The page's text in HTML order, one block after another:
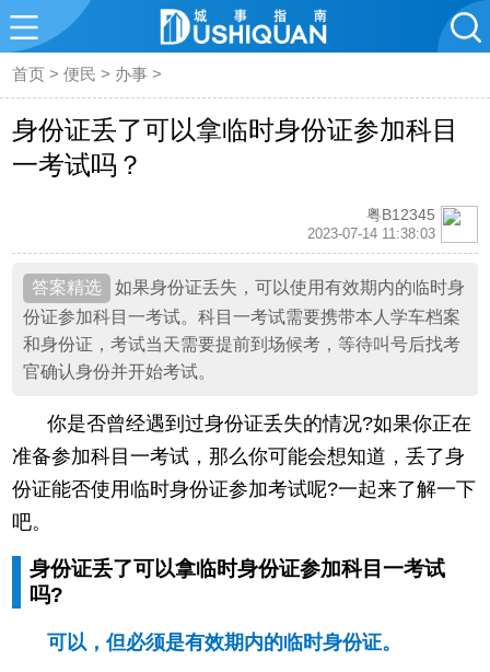
首页 >便民 > 办事 >
身份证丢了可以拿临时身份证参加科目
一考试吗？
粤B12345
2023-07-14 11:38:03
如果身份证丢失，可以使用有效期内的临时身
份证参加科目一考试。科目一考试需要携带本人学车档案
和身份证，考试当天需要提前到场候考，等待叫号后找考
官确认身份并开始考试。
你是否曾经遇到过身份证丢失的情况?如果你正在
准备参加科目一考试，那么你可能会想知道，丢了身
份证能否使用临时身份证参加考试呢?一起来了解一下
吧。
身份证丢了可以拿临时身份证参加科目一考试
吗?
可以，但必须是有效期内的临时身份证。